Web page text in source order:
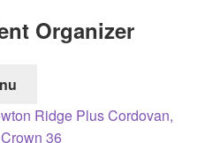
kr.518,99 kr.
Organizer